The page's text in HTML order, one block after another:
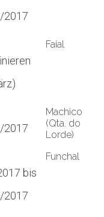
2017
Faial
2017
Machico
(Qta. do
Lorde)
bis
2017
Funchal